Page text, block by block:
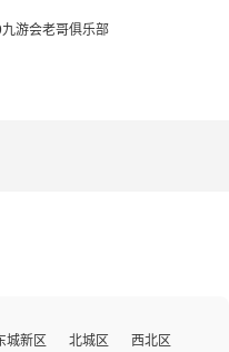
游会老哥俱乐部
城新区 北城区 西北区